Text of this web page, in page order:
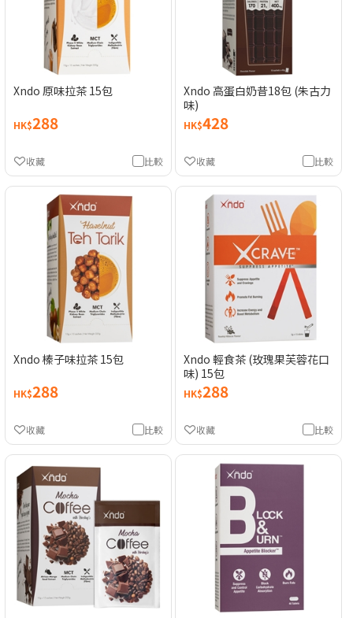
Xndo 原味拉茶 15包
HK$288
比較
收藏
Xndo 高蛋白奶昔18包 (朱古力
味)
HK$428
比較
收藏
Xndo 榛子味拉茶 15包
HK$288
比較
收藏
Xndo 輕食茶 (玫瑰果芙蓉花口
味) 15包
HK$288
比較
收藏